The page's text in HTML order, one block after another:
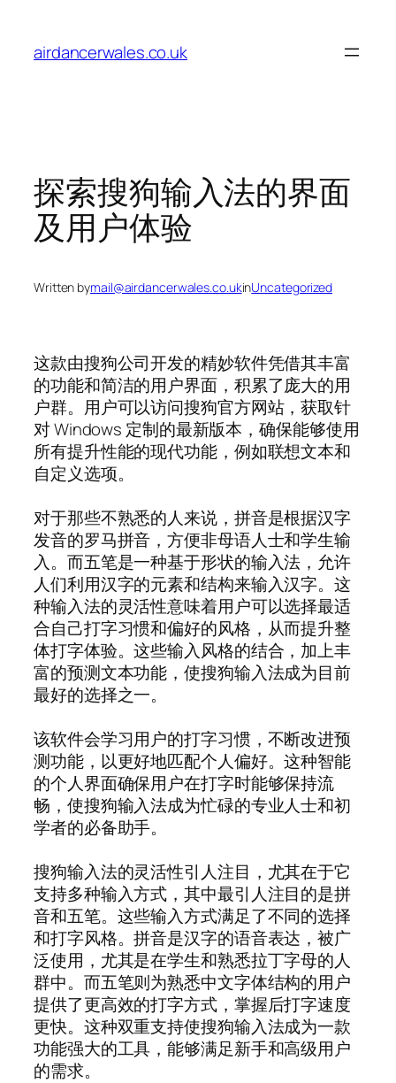
content
airdancerwales.co.uk
探索搜狗输入法的界面
及用户体验
Written bymail@airdancerwales.co.ukinUncategorized
这款由搜狗公司开发的精妙软件凭借其丰富
的功能和简洁的用户界面，积累了庞大的用
户群。用户可以访问搜狗官方网站，获取针
对 Windows 定制的最新版本，确保能够使用
所有提升性能的现代功能，例如联想文本和
自定义选项。
对于那些不熟悉的人来说，拼音是根据汉字
发音的罗马拼音，方便非母语人士和学生输
入。而五笔是一种基于形状的输入法，允许
人们利用汉字的元素和结构来输入汉字。这
种输入法的灵活性意味着用户可以选择最适
合自己打字习惯和偏好的风格，从而提升整
体打字体验。这些输入风格的结合，加上丰
富的预测文本功能，使搜狗输入法成为目前
最好的选择之一。
该软件会学习用户的打字习惯，不断改进预
测功能，以更好地匹配个人偏好。这种智能
的个人界面确保用户在打字时能够保持流
畅，使搜狗输入法成为忙碌的专业人士和初
学者的必备助手。
搜狗输入法的灵活性引人注目，尤其在于它
支持多种输入方式，其中最引人注目的是拼
音和五笔。这些输入方式满足了不同的选择
和打字风格。拼音是汉字的语音表达，被广
泛使用，尤其是在学生和熟悉拉丁字母的人
群中。而五笔则为熟悉中文字体结构的用户
提供了更高效的打字方式，掌握后打字速度
更快。这种双重支持使搜狗输入法成为一款
功能强大的工具，能够满足新手和高级用户
的需求。